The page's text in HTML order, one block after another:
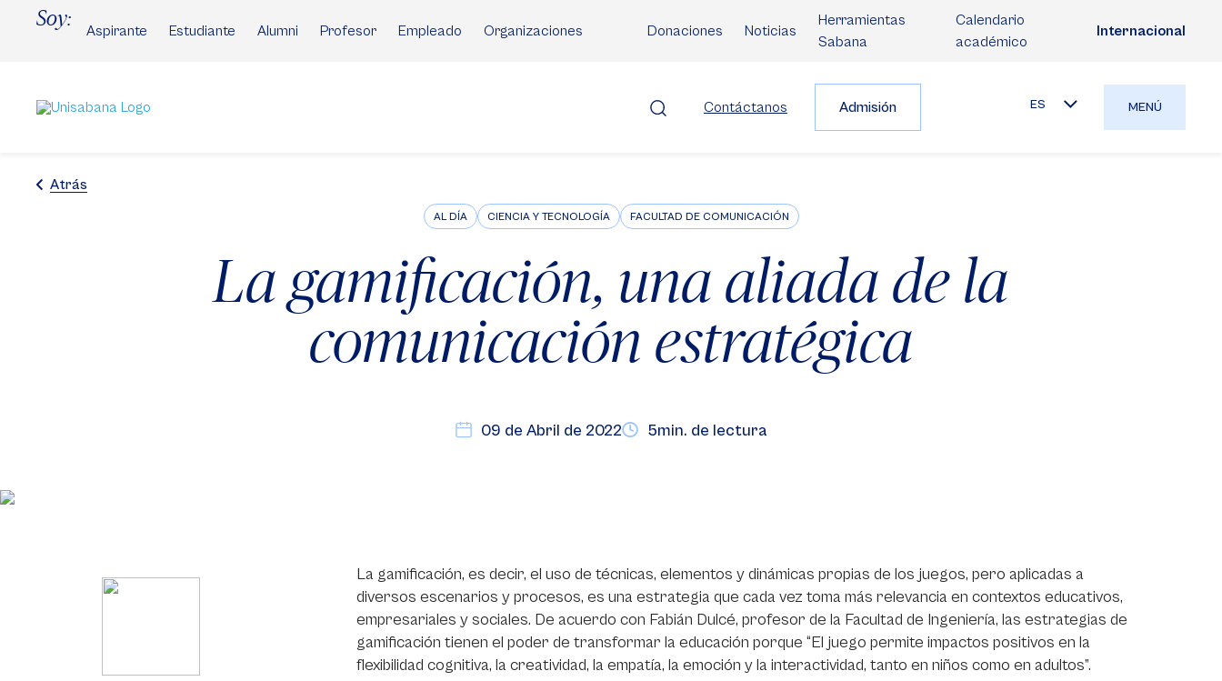
Soy:
Aspirante Estudiante Alumni Profesor Empleado Organizaciones Donaciones Noticias
Herramientas
Sabana
Calendario
académico
Internacional
Contáctanos Admisión ES MENÚ
Atrás
AL DÍA CIENCIA Y TECNOLOGÍA FACULTAD DE COMUNICACIÓN
La gamificación, una aliada de la
comunicación estratégica
09 de Abril de 2022 5min. de lectura
La gamificación, es decir, el uso de técnicas, elementos y dinámicas propias de los juegos, pero aplicadas a
diversos escenarios y procesos, es una estrategia que cada vez toma más relevancia en contextos educativos,
empresariales y sociales. De acuerdo con Fabián Dulcé, profesor de la Facultad de Ingeniería, las estrategias de
gamificación tienen el poder de transformar la educación porque “El juego permite impactos positivos en la
flexibilidad cognitiva, la creatividad, la empatía, la emoción y la interactividad, tanto en niños como en adultos”.